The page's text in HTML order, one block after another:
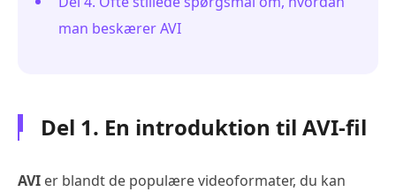
man beskærer AVI
Del 1. En introduktion til AVI-fil
AVI er blandt de populære videoformater, du kan